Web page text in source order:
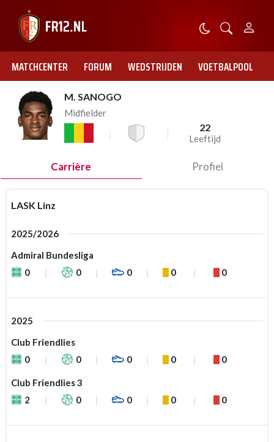
MATCHCENTER FORUM WEDSTRIJDEN VOETBALPOOL
M. SANOGO
Midfielder
22
Leeftijd
Carrière Profiel
LASK Linz
2025/2026
Admiral Bundesliga
0
0 0 0 0
2025
Club Friendlies
0
0 0 0 0
Club Friendlies 3
2
0 0 0 0